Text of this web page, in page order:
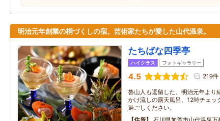
明治元年創業の桐づくしの宿。芸術家たちが愛した山代温泉。
たちばな四季亭
ハイクラス フォトギャラリー
4.5 219件
魯山人も逗留した、明治元年より
かけ流しの露天風呂、12時チェッ
過ごしください。